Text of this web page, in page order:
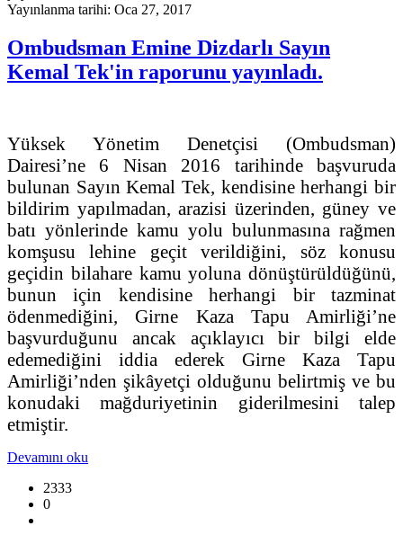
Yayınlanma tarihi: Oca 27, 2017
Ombudsman Emine Dizdarlı Sayın
Kemal Tek'in raporunu yayınladı.
Yüksek Yönetim Denetçisi (Ombudsman)
Dairesi’ne 6 Nisan 2016 tarihinde başvuruda
bulunan Sayın Kemal Tek, kendisine herhangi bir
bildirim yapılmadan, arazisi üzerinden, güney ve
batı yönlerinde kamu yolu bulunmasına rağmen
komşusu lehine geçit verildiğini, söz konusu
geçidin bilahare kamu yoluna dönüştürüldüğünü,
bunun için kendisine herhangi bir tazminat
ödenmediğini, Girne Kaza Tapu Amirliği’ne
başvurduğunu ancak açıklayıcı bir bilgi elde
edemediğini iddia ederek Girne Kaza Tapu
Amirliği’nden şikâyetçi olduğunu belirtmiş ve bu
konudaki mağduriyetinin giderilmesini talep
etmiştir.
Devamını oku
2333
0